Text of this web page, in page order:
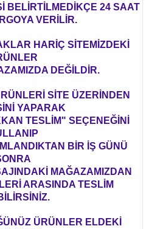
BELİRTİLMEDİKÇE 24 SAAT
VERİLİR.
HARİÇ SİTEMİZDEKİ
DEĞİLDİR.
SİTE ÜZERİNDEN
YAPARAK
TESLİM" SEÇENEĞİNİ
BİR İŞ GÜNÜ
MAĞAZAMIZDAN
ARASINDA TESLİM
ÜRÜNLER ELDEKİ